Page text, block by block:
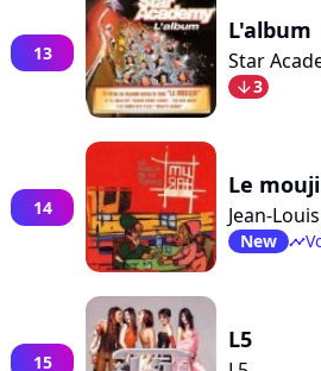
13
L'album
Star
arrow_bot3
14
Le
Jean-
New timeline
15
L5